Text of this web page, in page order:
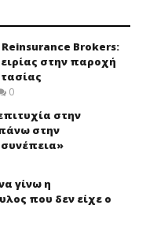
Brokers:
στην παροχή
0
στην
στην
γίνω η
που δεν είχε ο